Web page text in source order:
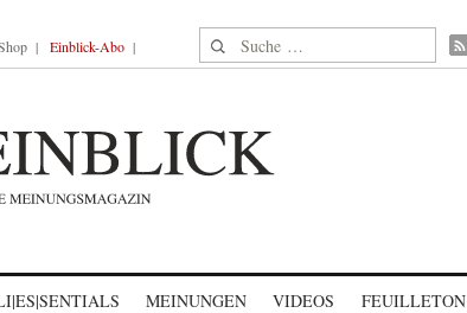
Einblick-Abo Suche nach:
MEINUNGEN VIDEOS FEUILLETON